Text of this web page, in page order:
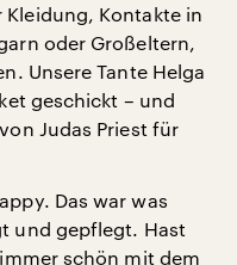
Kontakte in
oder Großeltern,
Unsere Tante Helga
geschickt – und
Judas Priest für
Das war was
und gepflegt. Hast
schön mit dem